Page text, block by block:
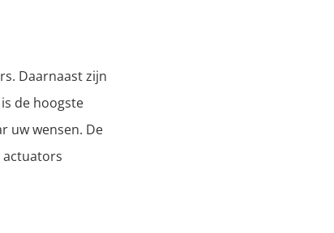
Daarnaast zijn
de hoogste
uw wensen. De
actuators